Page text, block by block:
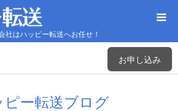
社はハッピー転送へお任せ！
お申し込み
ピー転送ブログ